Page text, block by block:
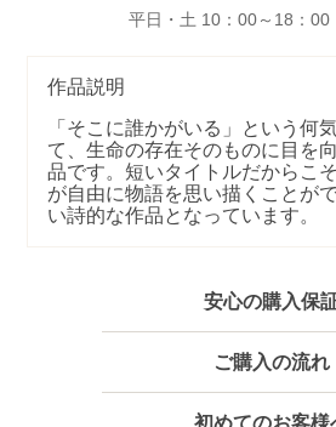
平日・土 10：00～18：00
作品説明
「そこに誰かがいる」という何
て、生命の存在そのものに目を
品です。短いタイトルだからこ
が自由に物語を思い描くことが
い詩的な作品となっています。
安心の購入保
ご購入の流れ
初めてのお客様